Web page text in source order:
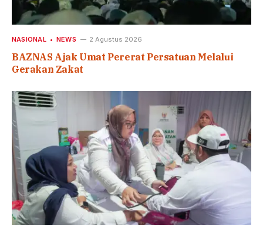
NASIONAL NEWS 2 Agustus 2026
BAZNAS Ajak Umat Pererat Persatuan Melalui
Gerakan Zakat